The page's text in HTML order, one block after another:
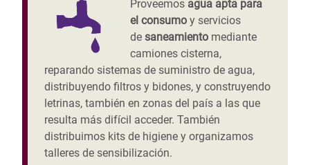
Proveemos agua apta para
el consumo y servicios
de saneamiento mediante
camiones cisterna,
reparando sistemas de suministro de agua,
distribuyendo filtros y bidones, y construyendo
letrinas, también en zonas del país a las que
resulta más difícil acceder. También
distribuimos kits de higiene y organizamos
talleres de sensibilización.